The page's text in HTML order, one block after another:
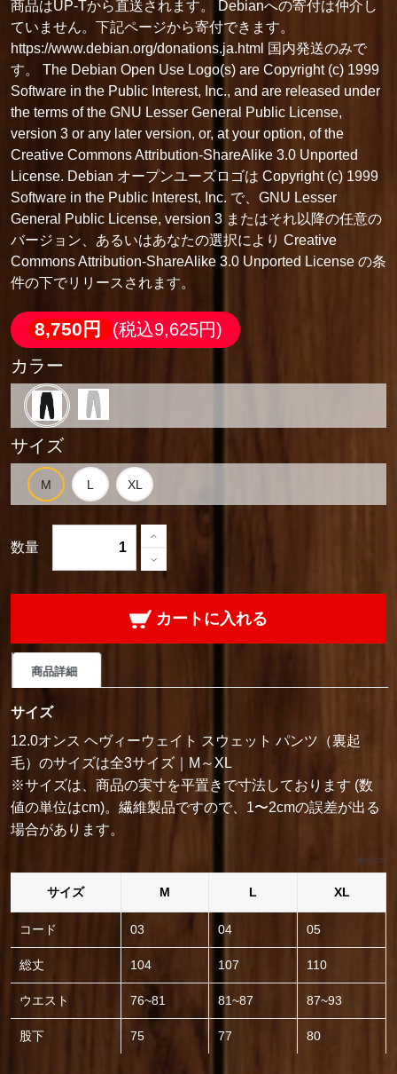
商品はUP-Tから直送されます。 Debianへの寄付は仲介し
ていません。下記ページから寄付できます。
https://www.debian.org/donations.ja.html 国内発送のみで
す。 The Debian Open Use Logo(s) are Copyright (c) 1999
Software in the Public Interest, Inc., and are released under
the terms of the GNU Lesser General Public License,
version 3 or any later version, or, at your option, of the
Creative Commons Attribution-ShareAlike 3.0 Unported
License. Debian オープンユーズロゴは Copyright (c) 1999
Software in the Public Interest, Inc. で、GNU Lesser
General Public License, version 3 またはそれ以降の任意の
バージョン、あるいはあなたの選択により Creative
Commons Attribution-ShareAlike 3.0 Unported License の条
件の下でリリースされます。
8,750円
(税込9,625円)
カラー
サイズ
数量
カートに入れる
商品詳細
サイズ
12.0オンス ヘヴィーウェイト スウェット パンツ（裏起
毛）のサイズは全3サイズ｜M～XL
※サイズは、商品の実寸を平置きで寸法しております (数
値の単位はcm)。繊維製品ですので、1〜2cmの誤差が出る
場合があります。
単位:cm
サイズ M L XL
コード 03 04 05
総丈 104 107 110
ウエスト 76~81 81~87 87~93
股下 75 77 80